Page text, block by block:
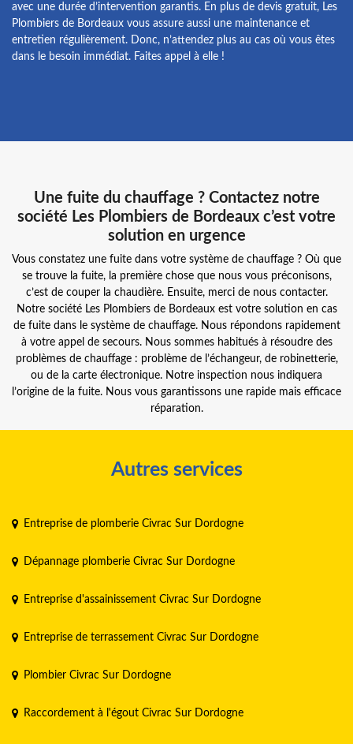
avec une durée d’intervention garantis. En plus de devis gratuit, Les
Plombiers de Bordeaux vous assure aussi une maintenance et
entretien régulièrement. Donc, n’attendez plus au cas où vous êtes
dans le besoin immédiat. Faites appel à elle !
Une fuite du chauffage ? Contactez notre
société Les Plombiers de Bordeaux c’est votre
solution en urgence
Vous constatez une fuite dans votre système de chauffage ? Où que
se trouve la fuite, la première chose que nous vous préconisons,
c’est de couper la chaudière. Ensuite, merci de nous contacter.
Notre société Les Plombiers de Bordeaux est votre solution en cas
de fuite dans le système de chauffage. Nous répondons rapidement
à votre appel de secours. Nous sommes habitués à résoudre des
problèmes de chauffage : problème de l’échangeur, de robinetterie,
ou de la carte électronique. Notre inspection nous indiquera
l’origine de la fuite. Nous vous garantissons une rapide mais efficace
réparation.
Autres services
Entreprise de plomberie Civrac Sur Dordogne
Dépannage plomberie Civrac Sur Dordogne
Entreprise d'assainissement Civrac Sur Dordogne
Entreprise de terrassement Civrac Sur Dordogne
Plombier Civrac Sur Dordogne
Raccordement à l'égout Civrac Sur Dordogne